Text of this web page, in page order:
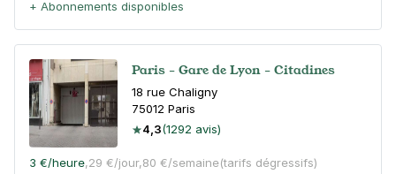
+ Abonnements disponibles
Paris - Gare de Lyon - Citadines
18 rue Chaligny
75012 Paris
4,3(1292 avis)
3 €/heure,29 €/jour,80 €/semaine(tarifs dégressifs)